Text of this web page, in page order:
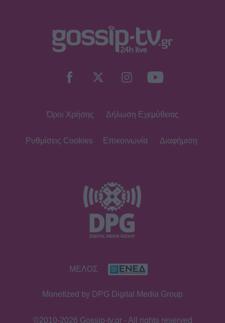
Όροι Χρήσης Δήλωση Εχεμύθειας
Ρυθμίσεις Cookies Επικοινωνία Διαφήμιση
ΜΕΛΟΣ
Monetized by DPG Digital Media Group
©2010-2026 Gossip-tv.gr - All rights reserved